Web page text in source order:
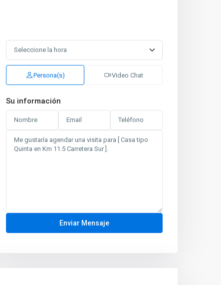
Persona(s) Video Chat
Su información